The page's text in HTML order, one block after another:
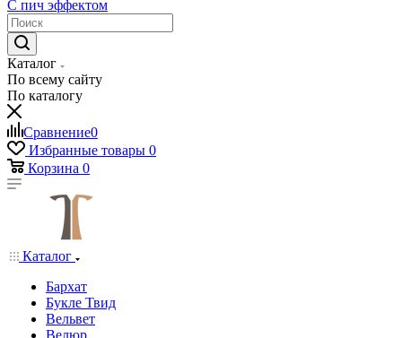
С пич эффектом
Каталог
По всему сайту
По каталогу
Сравнение0
Избранные товары 0
Корзина 0
Каталог
Бархат
Букле Твид
Вельвет
Велюр